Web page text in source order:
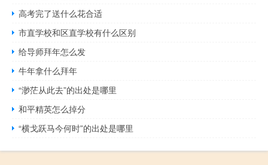
高考完了送什么花合适
市直学校和区直学校有什么区别
给导师拜年怎么发
牛年拿什么拜年
“渺茫从此去”的出处是哪里
和平精英怎么掉分
“横戈跃马今何时”的出处是哪里